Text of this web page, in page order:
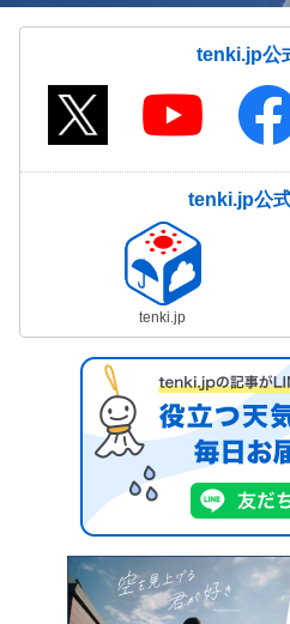
tenki.jp公
tenki.jp公
tenki.jp